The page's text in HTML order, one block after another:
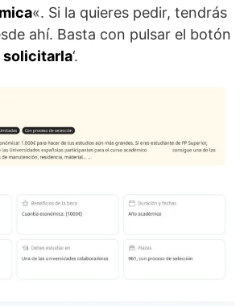
«. Si la quieres pedir, tendrás
ahí. Basta con pulsar el botón
solicitarla‘.